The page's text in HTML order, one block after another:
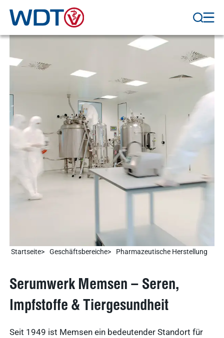
Startseite Geschäftsbereiche Pharmazeutische Herstellung
Serumwerk Memsen – Seren,
Impfstoffe & Tiergesundheit
Seit 1949 ist Memsen ein bedeutender Standort für